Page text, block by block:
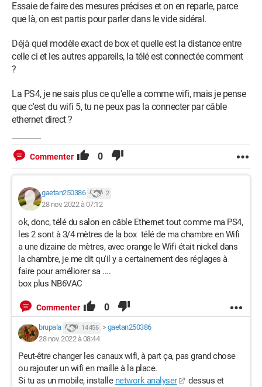
Essaie de faire des mesures précises et on en reparle, parce
que là, on est partis pour parler dans le vide sidéral.
Déjà quel modèle exact de box et quelle est la distance entre
celle ci et les autres appareils, la télé est connectée comment
?
La PS4, je ne sais plus ce qu'elle a comme wifi, mais je pense
que c'est du wifi 5, tu ne peux pas la connecter par câble
ethernet direct ?
Commenter 0
gaetan250386 2
28 nov. 2022 à 07:12
ok, donc, télé du salon en câble Ethernet tout comme ma PS4,
les 2 sont à 3/4 mètres de la box télé de ma chambre en Wifi
a une dizaine de mètres, avec orange le Wifi était nickel dans
la chambre, je me dit qu'il y a certainement des réglages à
faire pour améliorer sa ....
box plus NB6VAC
Commenter 0
brupala 14 456 > gaetan250386
28 nov. 2022 à 08:44
Peut-être changer les canaux wifi, à part ça, pas grand chose
ou rajouter un wifi en maille à la place.
Si tu as un mobile, installe network analyser
dessus et